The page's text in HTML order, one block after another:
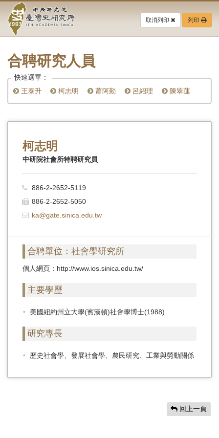
要
中
央
研
究
院-
臺
灣
史
研
究
所-
首
頁
取消列印 列印
合聘研究人員
快速選單：
王泰升
柯志明 蕭阿勤 呂紹理 陳翠蓮
柯志明
中研院社會所特聘研究員
886-2-2652-5119
886-2-2652-5050
ka@gate.sinica.edu.tw
合聘單位：社會學研究所
個人網頁：http://www.ios.sinica.edu.tw/
主要學歷
美國紐約州立大學(賓漢頓)社會學博士(1988)
研究專長
歷史社會學、發展社會學、農民研究、工業與勞動關係
回上一頁